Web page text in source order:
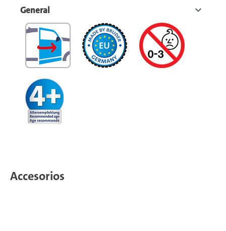
General
Accesorios